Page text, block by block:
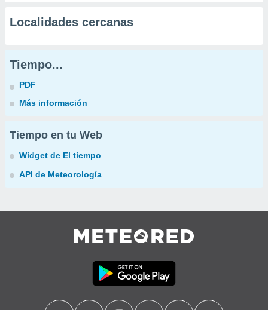
Localidades cercanas
Tiempo...
PDF
Más información
Tiempo en tu Web
Widget de El tiempo
API de Meteorología